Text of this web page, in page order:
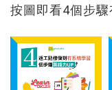
按圖即看4個步